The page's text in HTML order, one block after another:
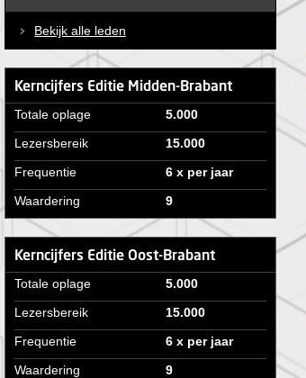
Bekijk alle leden
Kerncijfers Editie Midden-Brabant
Totale oplage
5.000
Lezersbereik
15.000
Frequentie
6 x per jaar
Waardering
9
Kerncijfers Editie Oost-Brabant
Totale oplage
5.000
Lezersbereik
15.000
Frequentie
6 x per jaar
Waardering
9